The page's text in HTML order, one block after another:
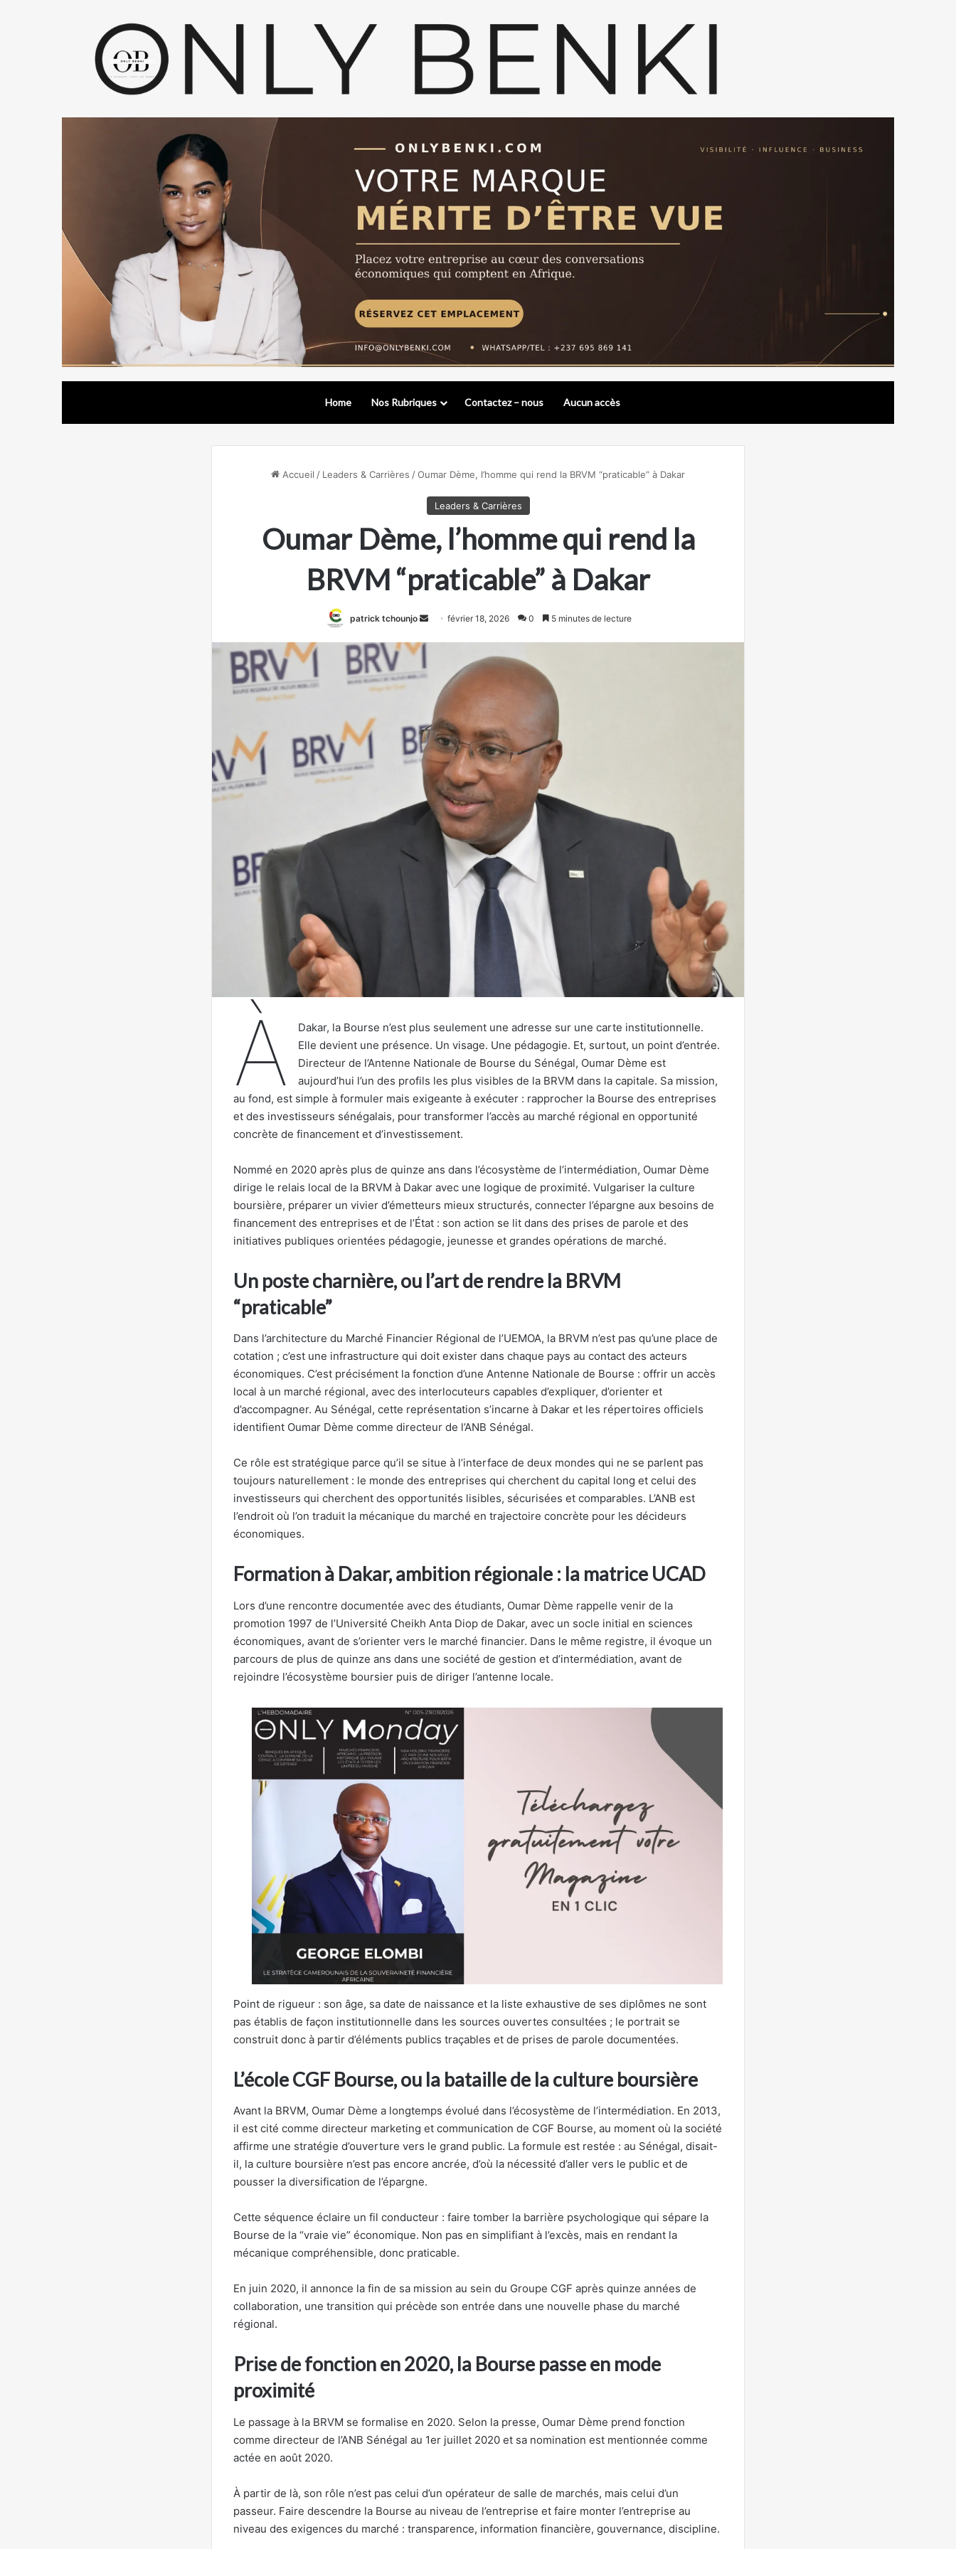
Home Nos Rubriques Contactez – nous Aucun accès
Accueil / Leaders & Carrières /Oumar Dème, l’homme qui rend la BRVM “praticable” à Dakar
Leaders & Carrières
Oumar Dème, l’homme qui rend la
BRVM “praticable” à Dakar
patrick tchounjo
Envoyerfévrier 18, 2026 0 5 minutes de lecture
À
Dakar, la Bourse n’est plus seulement une adresse sur une carte institutionnelle.
Elle devient une présence. Un visage. Une pédagogie. Et, surtout, un point d’entrée.
Directeur de l’Antenne Nationale de Bourse du Sénégal, Oumar Dème est
aujourd’hui l’un des profils les plus visibles de la BRVM dans la capitale. Sa mission,
au fond, est simple à formuler mais exigeante à exécuter : rapprocher la Bourse des entreprises
et des investisseurs sénégalais, pour transformer l’accès au marché régional en opportunité
concrète de financement et d’investissement.
Nommé en 2020 après plus de quinze ans dans l’écosystème de l’intermédiation, Oumar Dème
dirige le relais local de la BRVM à Dakar avec une logique de proximité. Vulgariser la culture
boursière, préparer un vivier d’émetteurs mieux structurés, connecter l’épargne aux besoins de
financement des entreprises et de l’État : son action se lit dans des prises de parole et des
initiatives publiques orientées pédagogie, jeunesse et grandes opérations de marché.
Un poste charnière, ou l’art de rendre la BRVM
“praticable”
Dans l’architecture du Marché Financier Régional de l’UEMOA, la BRVM n’est pas qu’une place de
cotation ; c’est une infrastructure qui doit exister dans chaque pays au contact des acteurs
économiques. C’est précisément la fonction d’une Antenne Nationale de Bourse : offrir un accès
local à un marché régional, avec des interlocuteurs capables d’expliquer, d’orienter et
d’accompagner. Au Sénégal, cette représentation s’incarne à Dakar et les répertoires officiels
identifient Oumar Dème comme directeur de l’ANB Sénégal.
Ce rôle est stratégique parce qu’il se situe à l’interface de deux mondes qui ne se parlent pas
toujours naturellement : le monde des entreprises qui cherchent du capital long et celui des
investisseurs qui cherchent des opportunités lisibles, sécurisées et comparables. L’ANB est
l’endroit où l’on traduit la mécanique du marché en trajectoire concrète pour les décideurs
économiques.
Formation à Dakar, ambition régionale : la matrice UCAD
Lors d’une rencontre documentée avec des étudiants, Oumar Dème rappelle venir de la
promotion 1997 de l’Université Cheikh Anta Diop de Dakar, avec un socle initial en sciences
économiques, avant de s’orienter vers le marché financier. Dans le même registre, il évoque un
parcours de plus de quinze ans dans une société de gestion et d’intermédiation, avant de
rejoindre l’écosystème boursier puis de diriger l’antenne locale.
Point de rigueur : son âge, sa date de naissance et la liste exhaustive de ses diplômes ne sont
pas établis de façon institutionnelle dans les sources ouvertes consultées ; le portrait se
construit donc à partir d’éléments publics traçables et de prises de parole documentées.
L’école CGF Bourse, ou la bataille de la culture boursière
Avant la BRVM, Oumar Dème a longtemps évolué dans l’écosystème de l’intermédiation. En 2013,
il est cité comme directeur marketing et communication de CGF Bourse, au moment où la société
affirme une stratégie d’ouverture vers le grand public. La formule est restée : au Sénégal, disait-
il, la culture boursière n’est pas encore ancrée, d’où la nécessité d’aller vers le public et de
pousser la diversification de l’épargne.
Cette séquence éclaire un fil conducteur : faire tomber la barrière psychologique qui sépare la
Bourse de la “vraie vie” économique. Non pas en simplifiant à l’excès, mais en rendant la
mécanique compréhensible, donc praticable.
En juin 2020, il annonce la fin de sa mission au sein du Groupe CGF après quinze années de
collaboration, une transition qui précède son entrée dans une nouvelle phase du marché
régional.
Prise de fonction en 2020, la Bourse passe en mode
proximité
Le passage à la BRVM se formalise en 2020. Selon la presse, Oumar Dème prend fonction
comme directeur de l’ANB Sénégal au 1er juillet 2020 et sa nomination est mentionnée comme
actée en août 2020.
À partir de là, son rôle n’est pas celui d’un opérateur de salle de marchés, mais celui d’un
passeur. Faire descendre la Bourse au niveau de l’entreprise et faire monter l’entreprise au
niveau des exigences du marché : transparence, information financière, gouvernance, discipline.